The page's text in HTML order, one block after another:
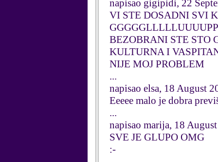
napisao gigipidi, 22
VI STE DOSADNI SVI
BEZOBRANI STE STO
KULTURNA I
NIJE MOJ PROBLEM
...
napisao elsa, 18 August
Eeeee malo je dobra
...
napisao marija, 18
SVE JE GLUPO OMG
:-